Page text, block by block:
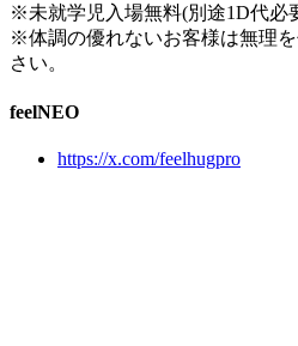
※未就学児入場無料(別途1D代必
※体調の優れないお客様は無理
さい。
feelNEO
https://x.com/feelhugpro